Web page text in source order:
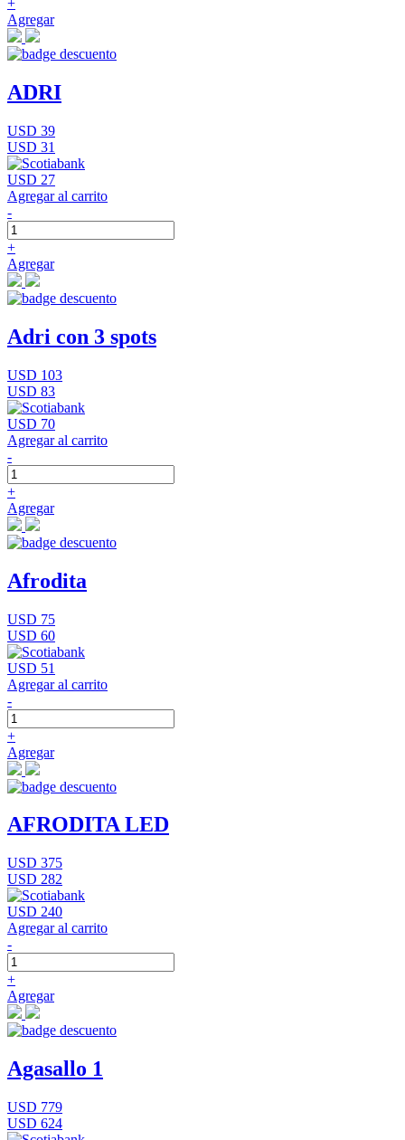
+
Agregar
ADRI
USD 39
USD 31
USD 27
Agregar al carrito
-
+
Agregar
Adri con 3 spots
USD 103
USD 83
USD 70
Agregar al carrito
-
+
Agregar
Afrodita
USD 75
USD 60
USD 51
Agregar al carrito
-
+
Agregar
AFRODITA LED
USD 375
USD 282
USD 240
Agregar al carrito
-
+
Agregar
Agasallo 1
USD 779
USD 624